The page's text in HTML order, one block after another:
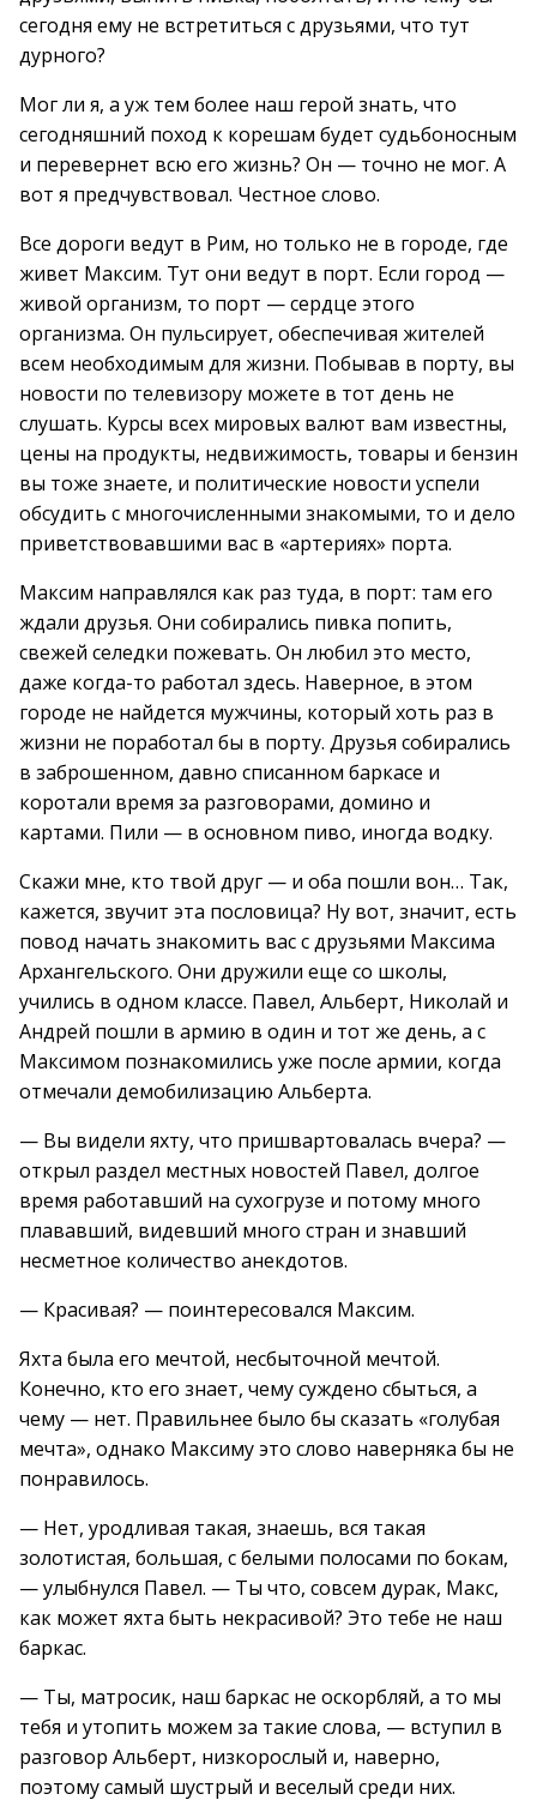
сегодня ему не встретиться с друзьями, что тут
дурного?
Мог ли я, а уж тем более наш герой знать, что
сегодняшний поход к корешам будет судьбоносным
и перевернет всю его жизнь? Он — точно не мог. А
вот я предчувствовал. Честное слово.
Все дороги ведут в Рим, но только не в городе, где
живет Максим. Тут они ведут в порт. Если город —
живой организм, то порт — сердце этого
организма. Он пульсирует, обеспечивая жителей
всем необходимым для жизни. Побывав в порту, вы
новости по телевизору можете в тот день не
слушать. Курсы всех мировых валют вам известны,
цены на продукты, недвижимость, товары и бензин
вы тоже знаете, и политические новости успели
обсудить с многочисленными знакомыми, то и дело
приветствовавшими вас в «артериях» порта.
Максим направлялся как раз туда, в порт: там его
ждали друзья. Они собирались пивка попить,
свежей селедки пожевать. Он любил это место,
даже когда-то работал здесь. Наверное, в этом
городе не найдется мужчины, который хоть раз в
жизни не поработал бы в порту. Друзья собирались
в заброшенном, давно списанном баркасе и
коротали время за разговорами, домино и
картами. Пили — в основном пиво, иногда водку.
Скажи мне, кто твой друг — и оба пошли вон… Так,
кажется, звучит эта пословица? Ну вот, значит, есть
повод начать знакомить вас с друзьями Максима
Архангельского. Они дружили еще со школы,
учились в одном классе. Павел, Альберт, Николай и
Андрей пошли в армию в один и тот же день, а с
Максимом познакомились уже после армии, когда
отмечали демобилизацию Альберта.
— Вы видели яхту, что пришвартовалась вчера? —
открыл раздел местных новостей Павел, долгое
время работавший на сухогрузе и потому много
плававший, видевший много стран и знавший
несметное количество анекдотов.
— Красивая? — поинтересовался Максим.
Яхта была его мечтой, несбыточной мечтой.
Конечно, кто его знает, чему суждено сбыться, а
чему — нет. Правильнее было бы сказать «голубая
мечта», однако Максиму это слово наверняка бы не
понравилось.
— Нет, уродливая такая, знаешь, вся такая
золотистая, большая, с белыми полосами по бокам,
— улыбнулся Павел. — Ты что, совсем дурак, Макс,
как может яхта быть некрасивой? Это тебе не наш
баркас.
— Ты, матросик, наш баркас не оскорбляй, а то мы
тебя и утопить можем за такие слова, — вступил в
разговор Альберт, низкорослый и, наверно,
поэтому самый шустрый и веселый среди них.